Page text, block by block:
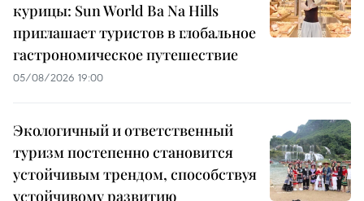
курицы: Sun World Ba Na Hills
приглашает туристов в глобальное
гастрономическое путешествие
05/08/2026 19:00
Экологичный и ответственный
туризм постепенно становится
устойчивым трендом, способствуя
устойчивому развитию